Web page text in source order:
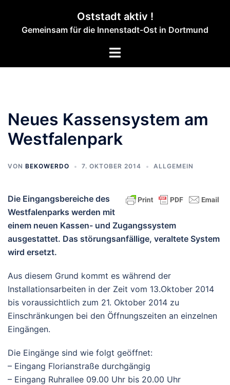
springen
Oststadt aktiv !
Gemeinsam für die Innenstadt-Ost in Dortmund
Menü
Neues Kassensystem am
Westfalenpark
VON BEKOWERDO 7. OKTOBER 2014 ALLGEMEIN
Die Eingangsbereiche des
Westfalenparks werden mit
einem neuen Kassen- und Zugangssystem
ausgestattet. Das störungsanfällige, veraltete System
wird ersetzt.
Aus diesem Grund kommt es während der
Installationsarbeiten in der Zeit vom 13.Oktober 2014
bis voraussichtlich zum 21. Oktober 2014 zu
Einschränkungen bei den Öffnungszeiten an einzelnen
Eingängen.
Die Eingänge sind wie folgt geöffnet:
– Eingang Florianstraße durchgängig
– Eingang Ruhrallee 09.00 Uhr bis 20.00 Uhr